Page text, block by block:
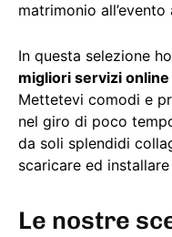
matrimonio all’evento
In questa selezione
migliori servizi
Mettetevi comodi e
nel giro di poco
da soli splendidi
scaricare ed
Le nostre